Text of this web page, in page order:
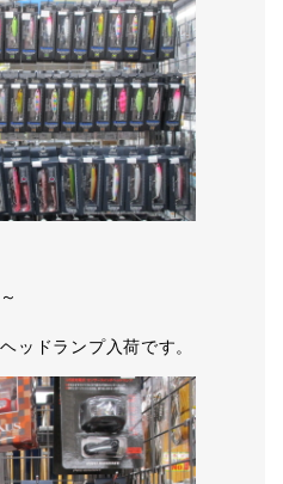
ッドランプ入荷です。